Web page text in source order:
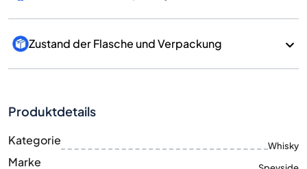
Zustand der Flasche und Verpackung
Produktdetails
Kategorie Whisky
Marke